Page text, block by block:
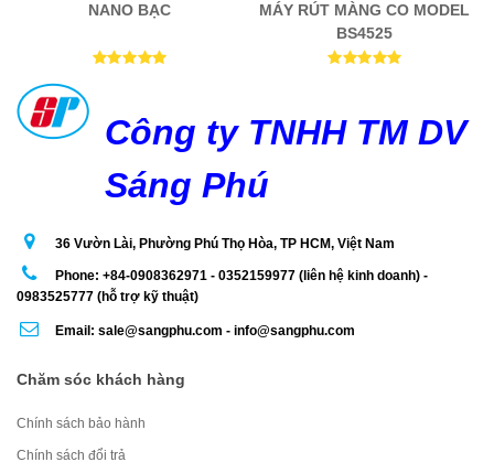
NANO BẠC
MÁY RÚT MÀNG CO MODEL
BS4525
Công ty TNHH TM DV
Sáng Phú
36 Vườn Lài, Phường Phú Thọ Hòa, TP HCM, Việt Nam
Phone: +84-0908362971 - 0352159977 (liên hệ kinh doanh) -
0983525777 (hỗ trợ kỹ thuật)
Email: sale@sangphu.com - info@sangphu.com
Chăm sóc khách hàng
Chính sách bảo hành
Chính sách đổi trả